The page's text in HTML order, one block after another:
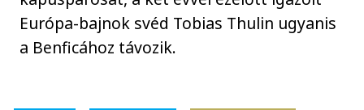
Európa-bajnok svéd Tobias Thulin ugyanis
a Benficához távozik.